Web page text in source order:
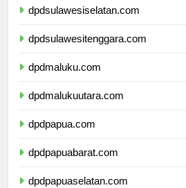
dpdsulawesiselatan.com
dpdsulawesitenggara.com
dpdmaluku.com
dpdmalukuutara.com
dpdpapua.com
dpdpapuabarat.com
dpdpapuaselatan.com